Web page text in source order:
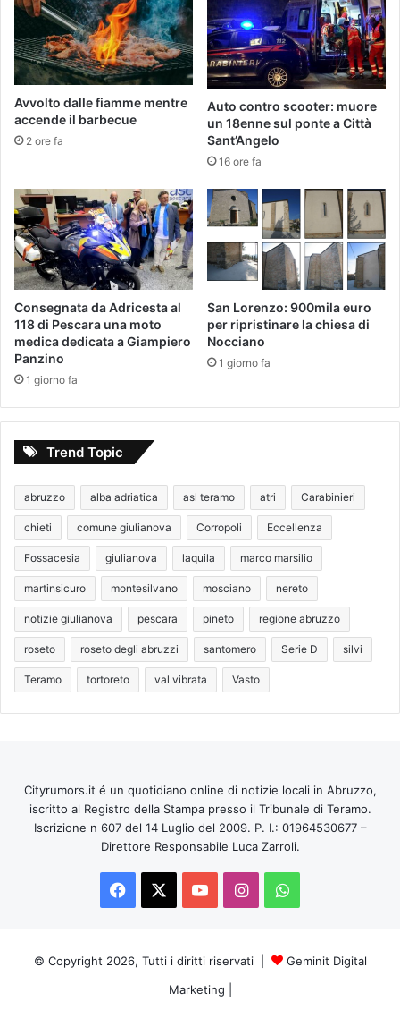
Avvolto dalle fiamme mentre
accende il barbecue
2 ore fa
Auto contro scooter: muore
un 18enne sul ponte a Città
Sant’Angelo
16 ore fa
Consegnata da Adricesta al
118 di Pescara una moto
medica dedicata a Giampiero
Panzino
1 giorno fa
San Lorenzo: 900mila euro
per ripristinare la chiesa di
Nocciano
1 giorno fa
Trend Topic
abruzzo alba adriatica asl teramo atri Carabinieri
chieti comune giulianova Corropoli Eccellenza
Fossacesia giulianova laquila marco marsilio
martinsicuro montesilvano mosciano nereto
notizie giulianova pescara pineto regione abruzzo
roseto roseto degli abruzzi santomero Serie D silvi
Teramo tortoreto val vibrata Vasto
Cityrumors.it é un quotidiano online di notizie locali in Abruzzo,
iscritto al Registro della Stampa presso il Tribunale di Teramo.
Iscrizione n 607 del 14 Luglio del 2009. P. I.: 01964530677 –
Direttore Responsabile Luca Zarroli.
Facebook
You InstagramWhatsApp
© Copyright 2026, Tutti i diritti riservati |
Geminit Digital
Marketing